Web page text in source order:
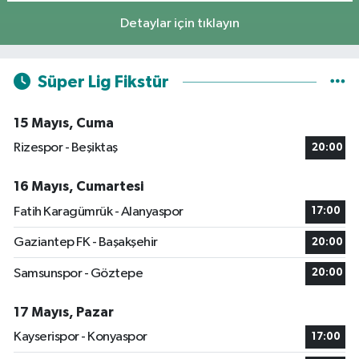
Detaylar için tıklayın
Süper Lig Fikstür
15 Mayıs, Cuma
Rizespor - Beşiktaş
20:00
16 Mayıs, Cumartesi
Fatih Karagümrük - Alanyaspor
17:00
Gaziantep FK - Başakşehir 20:00
Samsunspor - Göztepe 20:00
17 Mayıs, Pazar
Kayserispor - Konyaspor
17:00